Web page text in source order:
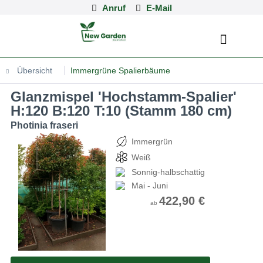
Anruf
Übersicht Immergrüne Spalierbäume
Glanzmispel 'Hochstamm-Spalier'
H:120 B:120 T:10 (Stamm 180 cm)
Photinia fraseri
Immergrün
Weiß
Sonnig-halbschattig
Mai - Juni
ab 422,90 €